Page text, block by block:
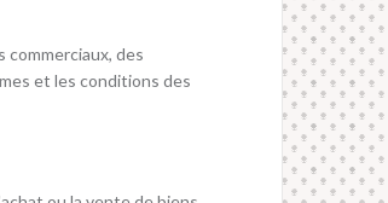
commerciaux, des
et les conditions des